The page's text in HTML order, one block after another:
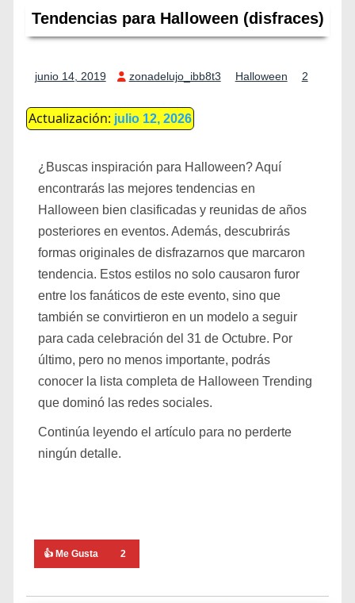
Tendencias para Halloween (disfraces)
junio 14, 2019 zonadelujo_ibb8t3 Halloween 2
Actualización: julio 12, 2026
¿Buscas inspiración para Halloween? Aquí
encontrarás las mejores tendencias en
Halloween bien clasificadas y reunidas de años
posteriores en eventos. Además, descubrirás
formas originales de disfrazarnos que marcaron
tendencia. Estos estilos no solo causaron furor
entre los fanáticos de este evento, sino que
también se convirtieron en un modelo a seguir
para cada celebración del 31 de Octubre. Por
último, pero no menos importante, podrás
conocer la lista completa de Halloween Trending
que dominó las redes sociales.
Continúa leyendo el artículo para no perderte
ningún detalle.
👍 Me Gusta 2